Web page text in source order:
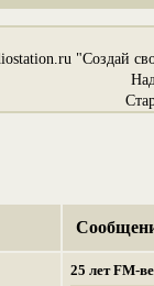
"Создай
25 лет FM-